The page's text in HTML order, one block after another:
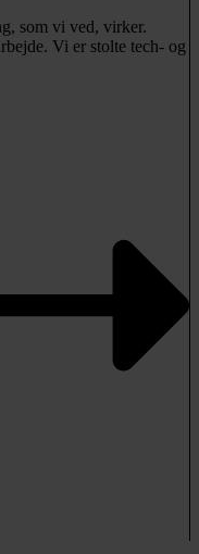
som vi ved, virker.
Vi er stolte tech- og